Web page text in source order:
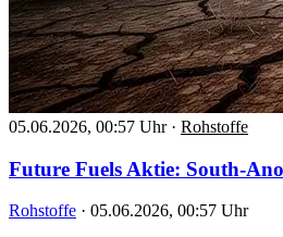
05.06.2026, 00:57 Uhr · Rohstoffe
Future Fuels Aktie: South-
Rohstoffe · 05.06.2026, 00:57 Uhr